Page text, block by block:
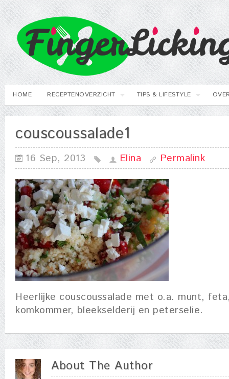
HOME RECEPTENOVERZICHT TIPS & LIFESTYLE
couscoussalade1
16 Sep, 2013 Elina Permalink
Heerlijke couscoussalade met o.a. munt,
komkommer, bleekselderij en peterselie.
About The Author